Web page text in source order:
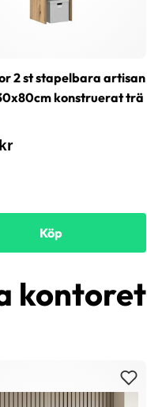
2 st stapelbara artisan
konstruerat trä
Köp
kontoret